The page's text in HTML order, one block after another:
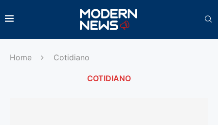
Home Cotidiano
COTIDIANO